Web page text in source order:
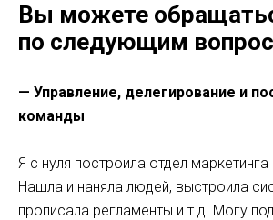
Вы можете
по следующим
— Управление, делегирование и
команды
Я с нуля построила отдел маркетинга
Нашла и наняла людей, выстроила
прописала регламенты и т.д. Могу